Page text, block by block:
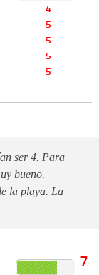
4
5
5
5
5
ser 4. Para
bueno.
la playa. La
7